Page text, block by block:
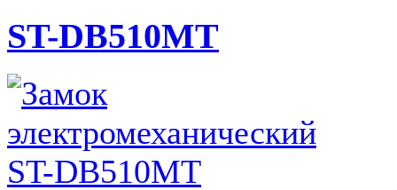
ST-DB510MT